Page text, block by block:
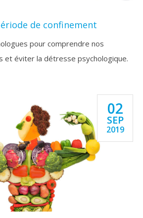
de confinement
pour comprendre nos
et éviter la détresse psychologique.
02
SEP
2019